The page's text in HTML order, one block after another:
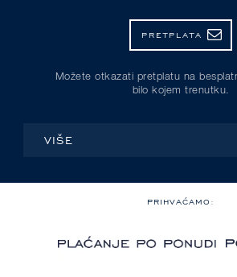
PRETPLATA
Možete otkazati pretplatu na
bilo kojem trenutku.
VIŠE
PRIHVAĆAMO: